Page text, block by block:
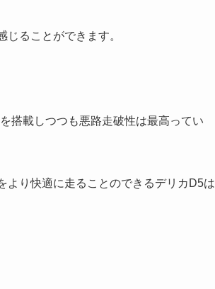
ることができます。
搭載しつつも悪路走破性は最高ってい
より快適に走ることのできるデリカD5は